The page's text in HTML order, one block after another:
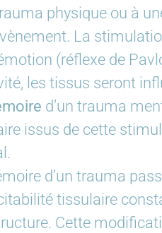
physique ou à
La
(réflexe de
les tissus seront
d’un trauma
issus de cette
d’un trauma
tissulaire
Cette